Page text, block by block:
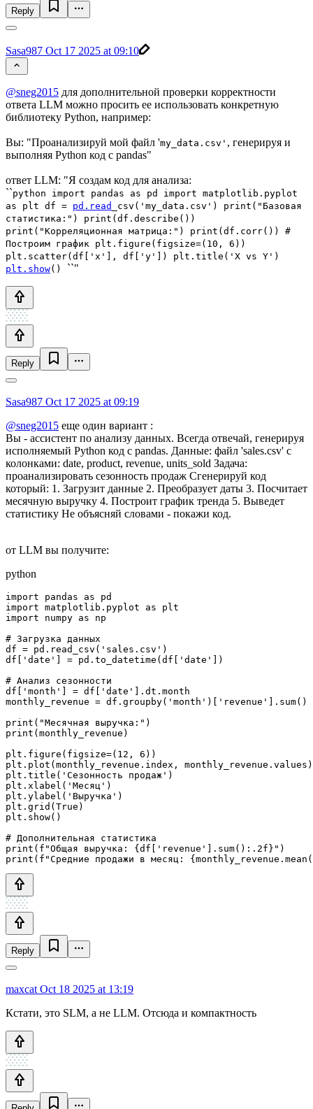
Reply
Sasa987 Oct 17 2025 at 09:10
@sneg2015 для дополнительной проверки корректности
ответа LLM можно просить ее использовать конкретную
библиотеку Python, например:
Вы: "Проанализируй мой файл 'my_data.csv' , генерируя и
выполняя Python код с pandas"
ответ LLM: "Я создам код для анализа:
``python import pandas as pd import matplotlib.pyplot
as plt df = pd.read
_csv('my_data.csv') print("Базовая
статистика:") print(df.describe())
print("Корреляционная матрица:") print(df.corr()) #
Построим график plt.figure(figsize=(10, 6))
plt.scatter(df['x'], df['y']) plt.title('X vs Y')
plt.show() ``"
Reply
Sasa987 Oct 17 2025 at 09:19
@sneg2015 еще один вариант :
Вы - ассистент по анализу данных. Всегда отвечай, генерируя
исполняемый Python код с pandas. Данные: файл 'sales.csv' с
колонками: date, product, revenue, units_sold Задача:
проанализировать сезонность продаж Сгенерируй код
который: 1. Загрузит данные 2. Преобразует даты 3. Посчитает
месячную выручку 4. Построит график тренда 5. Выведет
статистику Не объясняй словами - покажи код.
от LLM вы получите:
python
import pandas as pd
import matplotlib.pyplot as plt
import numpy as np
# Загрузка данных
df = pd.read_csv('sales.csv')
df['date'] = pd.to_datetime(df['date'])
# Анализ сезонности
df['month'] = df['date'].dt.month
monthly_revenue = df.groupby('month')['revenue'].sum()
print("Месячная выручка:")
print(monthly_revenue)
plt.figure(figsize=(12, 6))
plt.plot(monthly_revenue.index, monthly_revenue.values)
plt.title('Сезонность продаж')
plt.xlabel('Месяц')
plt.ylabel('Выручка')
plt.grid(True)
plt.show()
# Дополнительная статистика
print(f"Общая выручка: {df['revenue'].sum():.2f}")
print(f"Средние продажи в месяц:
Reply
maxcat Oct 18 2025 at 13:19
Кстати, это SLM, а не LLM. Отсюда и компактность